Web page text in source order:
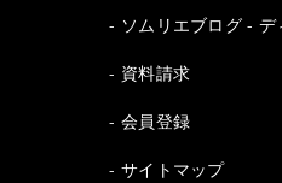
ソムリエブログ -
資料請求
会員登録
サイトマップ